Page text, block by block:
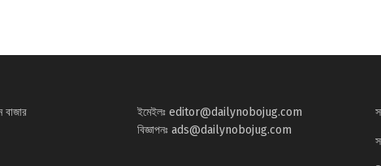
ইমেইলঃ editor@dailynobojug.com
বিজ্ঞাপনঃ ads@dailynobojug.com